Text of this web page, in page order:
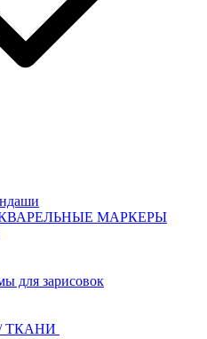
АКВАРЕЛЬНЫЕ МАРКЕРЫ
для зарисовок
ТКАНИ